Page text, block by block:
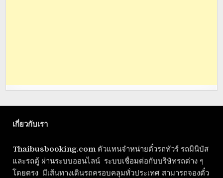
เกี่ยวกับเรา
Thaibusbooking.com ตัวแทนจำหน่ายตั๋วรถทัวร์ รถมินิบัส
และรถตู้ ผ่านระบบออนไลน์ ระบบเชื่อมต่อกับบริษัทรถต่าง ๆ
โดยตรง มีเส้นทางเดินรถครอบคลุมทั่วประเทศ สามารถจองตั๋ว